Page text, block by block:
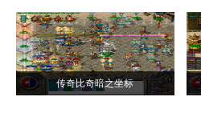
传奇比奇暗之坐标